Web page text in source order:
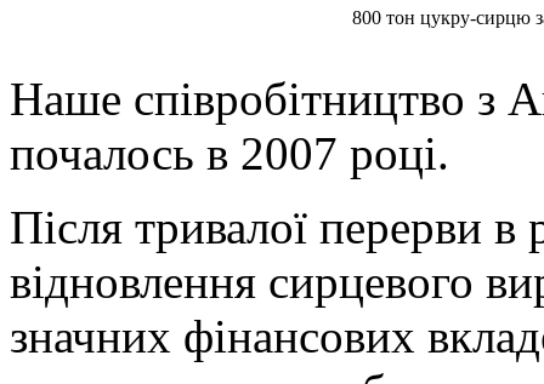
800 тон цукру-сирцю
Наше співробітництво з
почалось в 2007 році.
Після тривалої перерви в
відновлення сирцевого
значних фінансових